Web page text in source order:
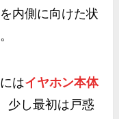
内側に向けた状
はイヤホン本体
少し最初は戸惑